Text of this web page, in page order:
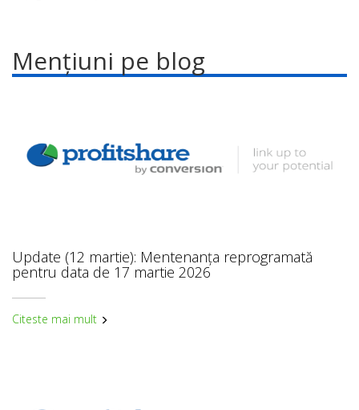
Mențiuni pe blog
Update (12 martie): Mentenanța reprogramată
pentru data de 17 martie 2026
Citeste mai mult